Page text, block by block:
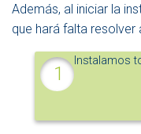
Además, al iniciar la
que hará falta resolver
Instalamos